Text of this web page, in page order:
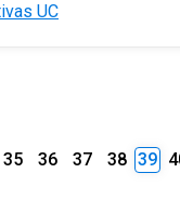
UC
35 36 37 38 39